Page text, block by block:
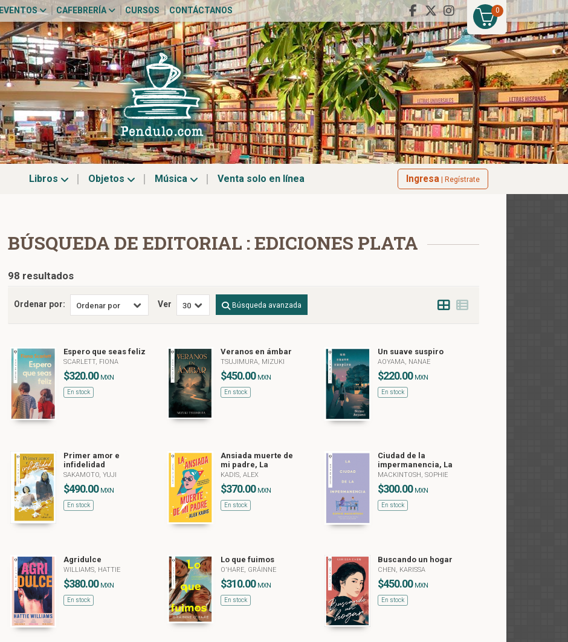
0
EVENTOS CAFEBRERÍA CURSOS CONTÁCTANOS
Libros Objetos Música Venta solo en línea Ingresa | Regístrate
BÚSQUEDA DE EDITORIAL : EDICIONES PLATA
98 resultados
Ordenar por: Ver Búsqueda avanzada
Espero que seas feliz
SCARLETT, FIONA
$320.00 MXN
En stock
Veranos en ámbar
TSUJIMURA, MIZUKI
$450.00 MXN
En stock
Un suave suspiro
AOYAMA, NANAE
$220.00 MXN
En stock
Primer amor e
infidelidad
SAKAMOTO, YUJI
$490.00 MXN
En stock
Ansiada muerte de
mi padre, La
KADIS, ALEX
$370.00 MXN
En stock
Ciudad de la
impermanencia, La
MACKINTOSH, SOPHIE
$300.00 MXN
En stock
Agridulce
WILLIAMS, HATTIE
$380.00 MXN
En stock
Lo que fuimos
O'HARE, GRÁINNE
$310.00 MXN
En stock
Buscando un hogar
CHEN, KARISSA
$450.00 MXN
En stock